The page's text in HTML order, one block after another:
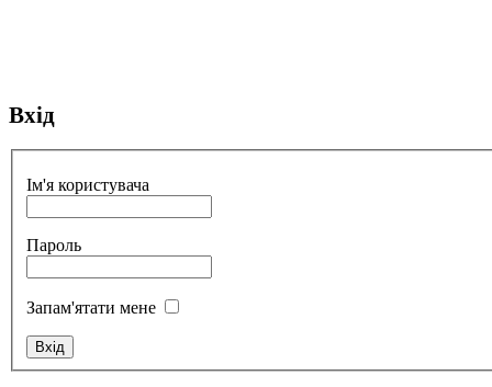
Стамбул 2010
Вхід
Ім'я користувача
Пароль
Запам'ятати мене